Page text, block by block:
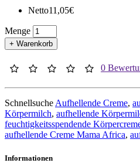
Netto11,05€
Menge
+ Warenkorb
0
Schnellsuche Aufhellende Creme,
Körpermilch, aufhellende
feuchtigkeitsspendende
aufhellende Creme Mama Africa,
Informationen